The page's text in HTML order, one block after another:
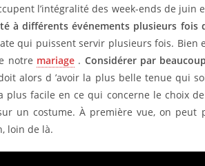
l’intégralité des week-ends de
à différents événements plusieurs fois
qui puissent servir plusieurs fois. Bien
notre mariage . Considérer par
alors d ’avoir la plus belle tenue qui
plus facile en ce qui concerne le choix
un costume. À première vue, on peut
loin de là.